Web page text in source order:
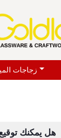
زجاجات
هل يمكنك